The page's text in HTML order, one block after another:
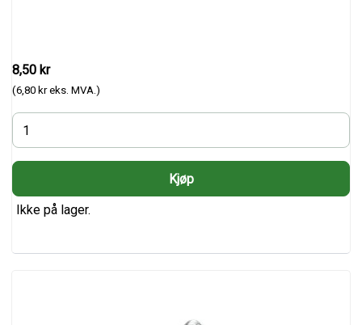
8,50 kr
(6,80 kr eks. MVA.)
Ikke på lager.